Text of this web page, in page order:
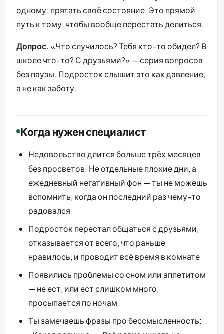
одному: прятать своё состояние. Это прямой
путь к тому, чтобы вообще перестать делиться.
Допрос. «Что случилось? Тебя кто-то обидел? В
школе что-то? С друзьями?» — серия вопросов
без паузы. Подросток слышит это как давление,
а не как заботу.
Когда нужен специалист
Недовольство длится больше трёх месяцев
без просветов. Не отдельные плохие дни, а
ежедневный негативный фон — ты не можешь
вспомнить, когда он последний раз чему-то
радовался
Подросток перестал общаться с друзьями,
отказывается от всего, что раньше
нравилось, и проводит всё время в комнате
Появились проблемы со сном или аппетитом
— не ест, или ест слишком много,
просыпается по ночам
Ты замечаешь фразы про бессмысленность: